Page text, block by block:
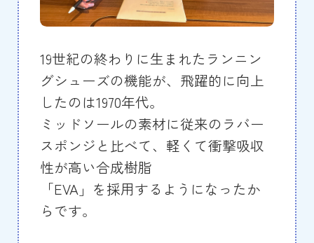
19世紀の終わりに生まれたランニン
グシューズの機能が、飛躍的に向上
したのは1970年代。
ミッドソールの素材に従来のラバー
スポンジと比べて、軽くて衝撃吸収
性が高い合成樹脂
「EVA」を採用するようになったか
らです。